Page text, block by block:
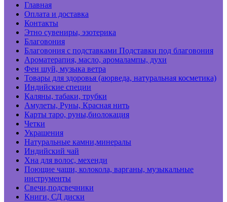
Главная
Оплата и доставка
Контакты
Этно сувениры, эзотерика
Благовония
Благовония с подставками Подставки под благовония
Ароматерапия, масло, аромалампы, духи
Фен шуй, музыка ветра
Товары для здоровья (аюрведа, натуральная косметика)
Индийские специи
Каляны, табаки, трубки
Амулеты, Руны, Красная нить
Карты таро, руны,биолокация
Четки
Украшения
Натуральные камни,минералы
Индийский чай
Хна для волос, мехенди
Поющие чаши, колокола, варганы, музыкальные
инструменты
Свечи,подсвечники
Книги, СД диски